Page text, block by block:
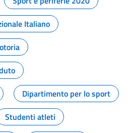
Italiano
Dipartimento per lo sport
Studenti atleti